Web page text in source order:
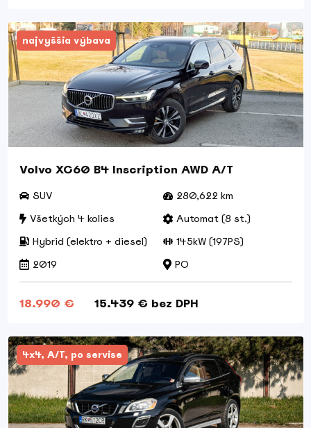
najvyššia výbava
Volvo XC60 B4 Inscription AWD A/T
SUV
280,622 km
Všetkých 4 kolies
Automat (8 st.)
Hybrid (elektro + diesel)
145kW (197PS)
2019
PO
18.990 € 15.439 € bez DPH
4x4, A/T, po servise